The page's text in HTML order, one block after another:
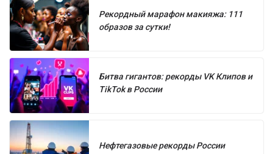
Рекордный марафон макияжа: 111
образов за сутки!
Битва гигантов: рекорды VK Клипов и
TikTok в России
Нефтегазовые рекорды России